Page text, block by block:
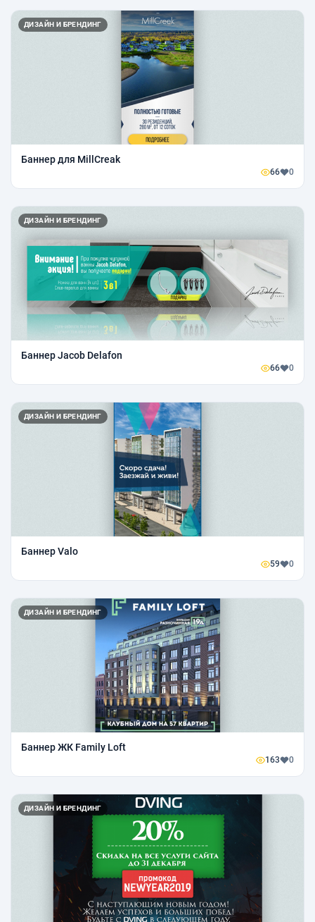
ДИЗАЙН И БРЕНДИНГ
Баннер для MillCreak
66 0
ДИЗАЙН И БРЕНДИНГ
Баннер Jacob Delafon
66 0
ДИЗАЙН И БРЕНДИНГ
Баннер Valo
59 0
ДИЗАЙН И БРЕНДИНГ
Баннер ЖК Family Loft
163 0
ДИЗАЙН И БРЕНДИНГ